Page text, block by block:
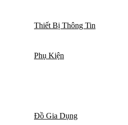
Thiết Bị Thông Tin
Phụ Kiện
Đồ Gia Dụng